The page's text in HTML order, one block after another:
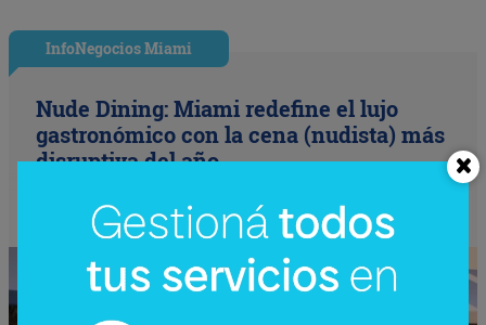
InfoNegocios Miami
Nude Dining: Miami redefine el lujo
gastronómico con la cena (nudista) más
disruptiva del año